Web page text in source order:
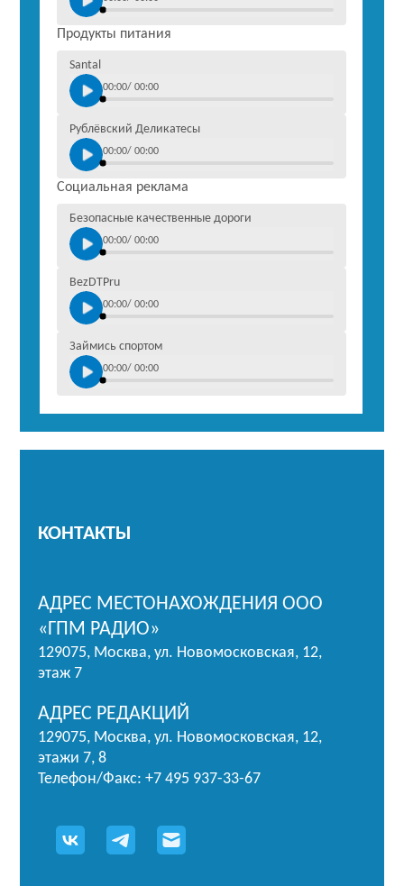
Продукты питания
Santal
00:00/ 00:00
Рублёвский Деликатесы
00:00/ 00:00
Социальная реклама
Безопасные качественные дороги
00:00/ 00:00
BezDTPru
00:00/ 00:00
Займись спортом
00:00/ 00:00
КОНТАКТЫ
АДРЕС МЕСТОНАХОЖДЕНИЯ ООО
«ГПМ РАДИО»
129075, Москва, ул. Новомосковская, 12,
этаж 7
АДРЕС РЕДАКЦИЙ
129075, Москва, ул. Новомосковская, 12,
этажи 7, 8
Телефон/Факс: +7 495 937-33-67